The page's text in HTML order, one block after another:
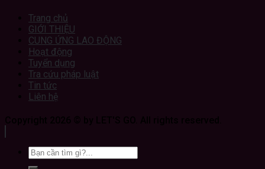
Trang chủ
GIỚI THIỆU
CUNG ỨNG LAO ĐỘNG
Hoạt động
Tuyển dụng
Tra cứu pháp luật
Tin tức
Liên hệ